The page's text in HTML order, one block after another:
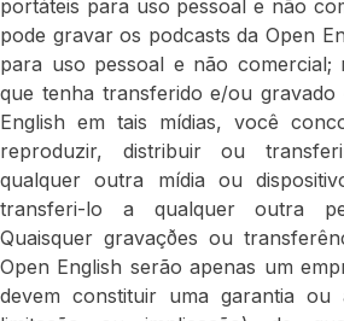
portáteis para uso pessoal e não
pode gravar os podcasts da Open
para uso pessoal e não comercial;
que tenha transferido e/ou gravado
English em tais mídias, você
reproduzir, distribuir ou
qualquer outra mídia ou
transferi-lo a qualquer outra
Quaisquer gravaçðes ou
Open English serão apenas um
devem constituir uma garantia ou